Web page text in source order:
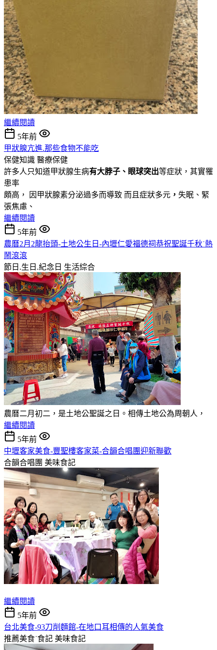
繼續閱讀
5年前
甲狀腺亢進.那些食物不能吃
保健知識 醫療保健
許多人只知道甲狀腺生病有大脖子、眼球突出等症狀，其實罹
患率
頗高， 因甲狀腺素分泌過多而導致 而且症狀多元 ， 失眠、緊
張焦慮、
繼續閱讀
5年前
農曆2月2龍抬頭-土地公生日-內壢仁愛福德祠恭祝聖誕千秋˙熱
鬧滾滾
節日.生日.紀念日 生活綜合
農曆二月初二，是土地公聖誕之日。相傳土地公為周朝人，
繼續閱讀
5年前
中壢客家美食-豐聖樓客家菜-合韻合唱團迎新聯歡
合韻合唱團 美味食記
繼續閱讀
5年前
台北美食-93刀削麵館-在地口耳相傳的人氣美食
推薦美食˙食記 美味食記